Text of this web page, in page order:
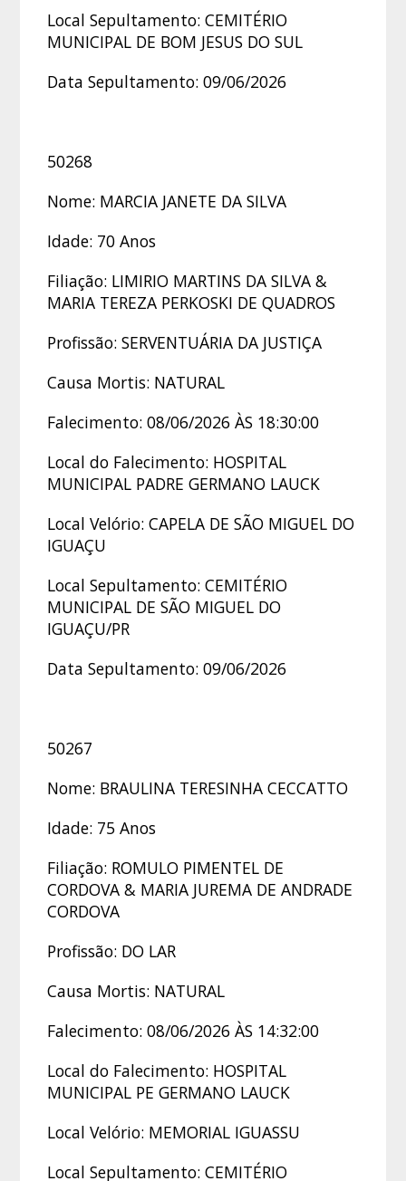
Local Sepultamento: CEMITÉRIO
MUNICIPAL DE BOM JESUS DO SUL
Data Sepultamento: 09/06/2026
50268
Nome: MARCIA JANETE DA SILVA
Idade: 70 Anos
Filiação: LIMIRIO MARTINS DA SILVA &
MARIA TEREZA PERKOSKI DE QUADROS
Profissão: SERVENTUÁRIA DA JUSTIÇA
Causa Mortis: NATURAL
Falecimento: 08/06/2026 ÀS 18:30:00
Local do Falecimento: HOSPITAL
MUNICIPAL PADRE GERMANO LAUCK
Local Velório: CAPELA DE SÃO MIGUEL DO
IGUAÇU
Local Sepultamento: CEMITÉRIO
MUNICIPAL DE SÃO MIGUEL DO
IGUAÇU/PR
Data Sepultamento: 09/06/2026
50267
Nome: BRAULINA TERESINHA CECCATTO
Idade: 75 Anos
Filiação: ROMULO PIMENTEL DE
CORDOVA & MARIA JUREMA DE ANDRADE
CORDOVA
Profissão: DO LAR
Causa Mortis: NATURAL
Falecimento: 08/06/2026 ÀS 14:32:00
Local do Falecimento: HOSPITAL
MUNICIPAL PE GERMANO LAUCK
Local Velório: MEMORIAL IGUASSU
Local Sepultamento: CEMITÉRIO